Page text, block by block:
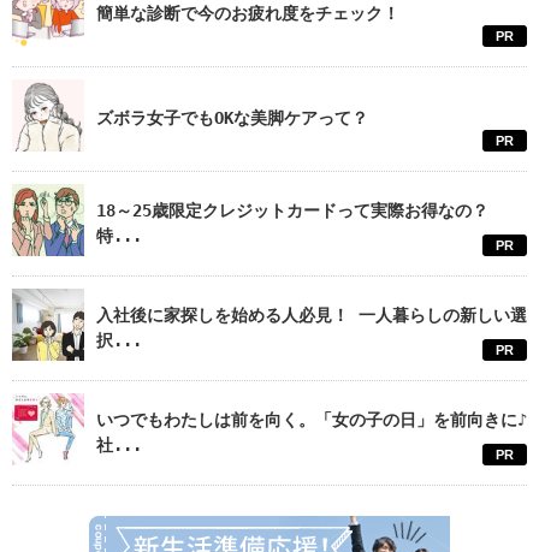
簡単な診断で今のお疲れ度をチェック！
PR
ズボラ女子でもOKな美脚ケアって？
PR
18～25歳限定クレジットカードって実際お得なの？
特...
PR
入社後に家探しを始める人必見！ 一人暮らしの新しい選
択...
PR
いつでもわたしは前を向く。「女の子の日」を前向きに♪
社...
PR